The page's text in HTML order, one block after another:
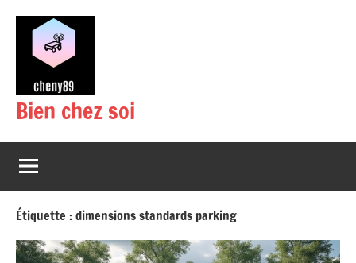
contenu
Bien chez soi
Étiquette :dimensions standards parking